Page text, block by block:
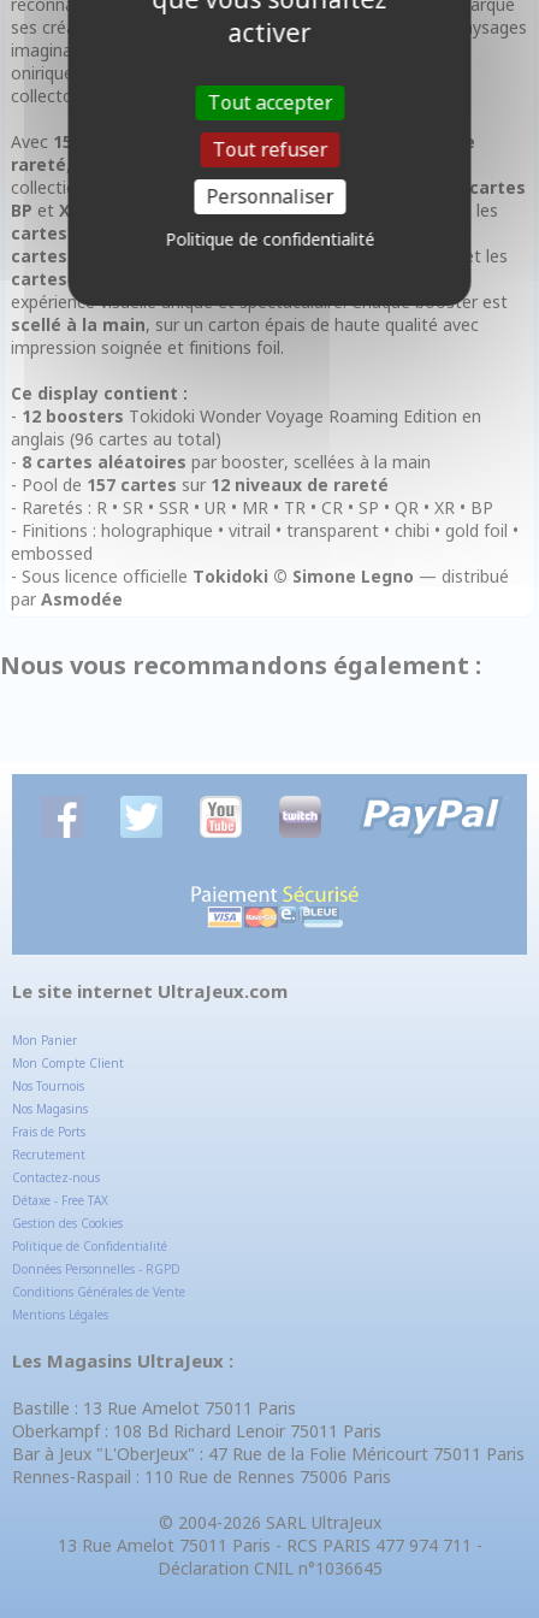
ses créatures dans un train fantastique qui traverse des paysages
imaginaires mêlant références japonaises, européennes et
oniriques — une invitation au voyage autant visuelle que
collector.
Avec 157 cartes différentesréparties sur
12 niveaux de
rareté, Wonder Voyage Roaming Edition
collections Kayou les plus riches en finitions premium. Les cartes
BP et XR
sont les ultra-raretés absolues du set, tandis que les
cartes QR
(Quest Rare, illustrations chibi interactives), les
cartes SP
aux effets vitrail, les
transparentes et les
cartes CR
expérience visuelle unique et spectaculaire. Chaque booster est
scellé à la main, sur un carton épais de haute qualité avec
impression soignée et finitions foil.
Ce display contient :
- 12 boosters Tokidoki Wonder Voyage Roaming Edition en
anglais (96 cartes au total)
- 8 cartes aléatoires par booster, scellées à la main
- Pool de 157 cartes sur 12 niveaux de rareté
- Raretés : R • SR • SSR • UR • MR • TR • CR • SP • QR • XR • BP
- Finitions : holographique • vitrail • transparent • chibi • gold foil •
embossed
- Sous licence officielle Tokidoki © Simone Legno — distribué
par Asmodée
Nous vous recommandons également :
Le site internet UltraJeux.com
Mon Panier
Mon Compte Client
Nos Tournois
Nos Magasins
Frais de Ports
Recrutement
Contactez-nous
Détaxe - Free TAX
Gestion des Cookies
Politique de Confidentialité
Données Personnelles - RGPD
Conditions Générales de Vente
Mentions Légales
Les Magasins UltraJeux :
Bastille : 13 Rue Amelot 75011 Paris
Oberkampf : 108 Bd Richard Lenoir 75011 Paris
Bar à Jeux "L'OberJeux" : 47 Rue de la Folie Méricourt 75011 Paris
Rennes-Raspail : 110 Rue de Rennes 75006 Paris
© 2004-2026 SARL UltraJeux
13 Rue Amelot 75011 Paris - RCS PARIS 477 974 711 -
Déclaration CNIL n°1036645
activer
Tout accepter
Tout refuser
Personnaliser
Politique de confidentialité